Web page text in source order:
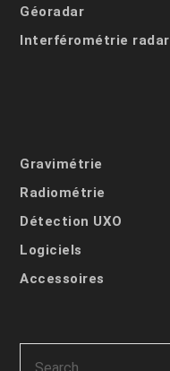
Géoradar
Interférométrie radar
Gravimétrie
Radiométrie
Détection UXO
Logiciels
Accessoires